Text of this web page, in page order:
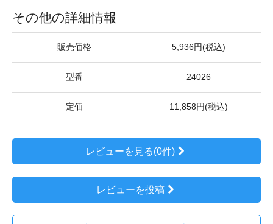
その他の詳細情報
販売価格 5,936円(税込)
型番 24026
定価 11,858円(税込)
レビューを見る(0件)
レビューを投稿